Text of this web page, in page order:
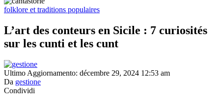
folklore et traditions populaires
L’art des conteurs en Sicile : 7 curiosités
sur les cunti et les cunt
Ultimo Aggiornamento: décembre 29, 2024 12:53 am
Da gestione
Condividi